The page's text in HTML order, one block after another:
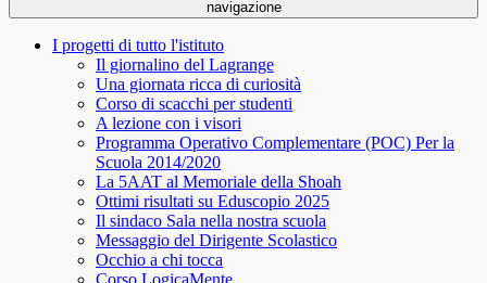
navigazione
I progetti di tutto l'istituto
Il giornalino del Lagrange
Una giornata ricca di curiosità
Corso di scacchi per studenti
A lezione con i visori
Programma Operativo Complementare (POC) Per la
Scuola 2014/2020
La 5AAT al Memoriale della Shoah
Ottimi risultati su Eduscopio 2025
Il sindaco Sala nella nostra scuola
Messaggio del Dirigente Scolastico
Occhio a chi tocca